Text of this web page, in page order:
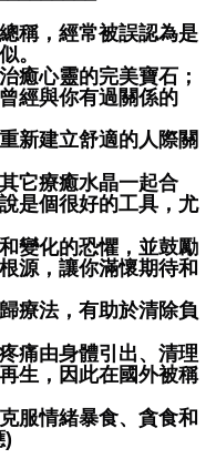
稱，經常被誤認為是
。
癒心靈的完美寶石；
經與你有過關係的
新建立舒適的人際關
它療癒水晶一起合
是個很好的工具，尤
變化的恐懼，並鼓勵
源，讓你滿懷期待和
療法，有助於清除負
痛由身體引出、清理
生，因此在國外被稱
服情緒暴食、貪食和
)